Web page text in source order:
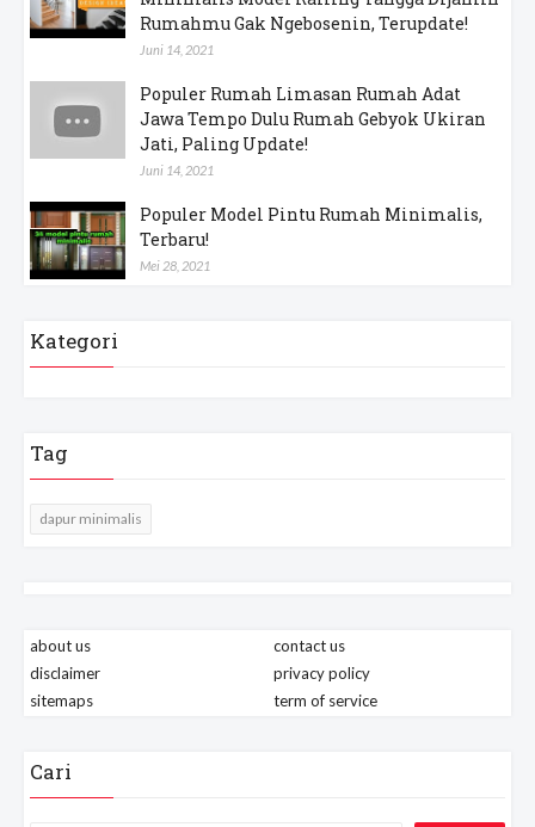
Rumahmu Gak Ngebosenin, Terupdate!
Juni 14, 2021
Populer Rumah Limasan Rumah Adat
Jawa Tempo Dulu Rumah Gebyok Ukiran
Jati, Paling Update!
Juni 14, 2021
Populer Model Pintu Rumah Minimalis,
Terbaru!
Mei 28, 2021
Kategori
Tag
dapur minimalis
about us
contact us
disclaimer
privacy policy
sitemaps
term of service
Cari